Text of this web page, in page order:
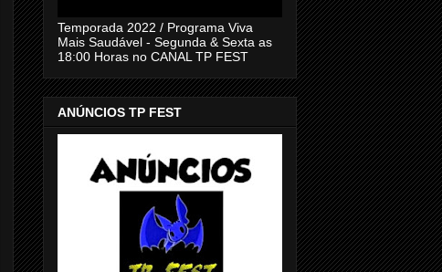
Temporada 2022 / Programa Viva
Mais Saudável - Segunda & Sexta as
18:00 Horas no CANAL TP FEST
ANÚNCIOS TP FEST